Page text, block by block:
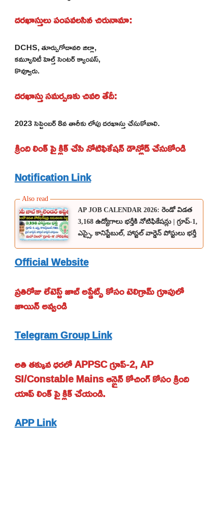
దరఖాస్తులు పంపవలసిన చిరునామా:
DCHS, తూర్పుగోదావరి జిల్లా,
కమ్యూనిటీ హెల్త్ సెంటర్ క్యాంపస్,
కొవ్వూరు.
దరఖాస్తు సమర్పణకు చివరి తేదీ:
2023 సెప్టెంబర్ 8వ తారీకు లోపు దరఖాస్తు చేసుకోవాలి.
క్రింది లింక్ పై క్లిక్ చేసి నోటిఫికేషన్ డౌన్లోడ్ చేసుకోండి
Notification Link
AP JOB CALENDAR 2026: రెండో విడత
3,168 ఉద్యోగాలు భర్తీకి నోటిఫికేషన్లు | గ్రూప్-1,
ఎస్సై, కానిస్టేబుల్, హాస్టల్ వార్డెన్ పోస్టులు భర్తీ
Official Website
ప్రతిరోజు లేటెస్ట్ జాబ్ అప్డేట్స్ కోసం టెలిగ్రామ్ గ్రూపులో
జాయిన్ అవ్వండి
Telegram Group Link
అతి తక్కువ ధరలో APPSC గ్రూప్-2, AP
SI/Constable Mains ఆన్లైన్ కోచింగ్ కోసం క్రింది
యాప్ లింక్ పై క్లిక్ చేయండి.
APP Link